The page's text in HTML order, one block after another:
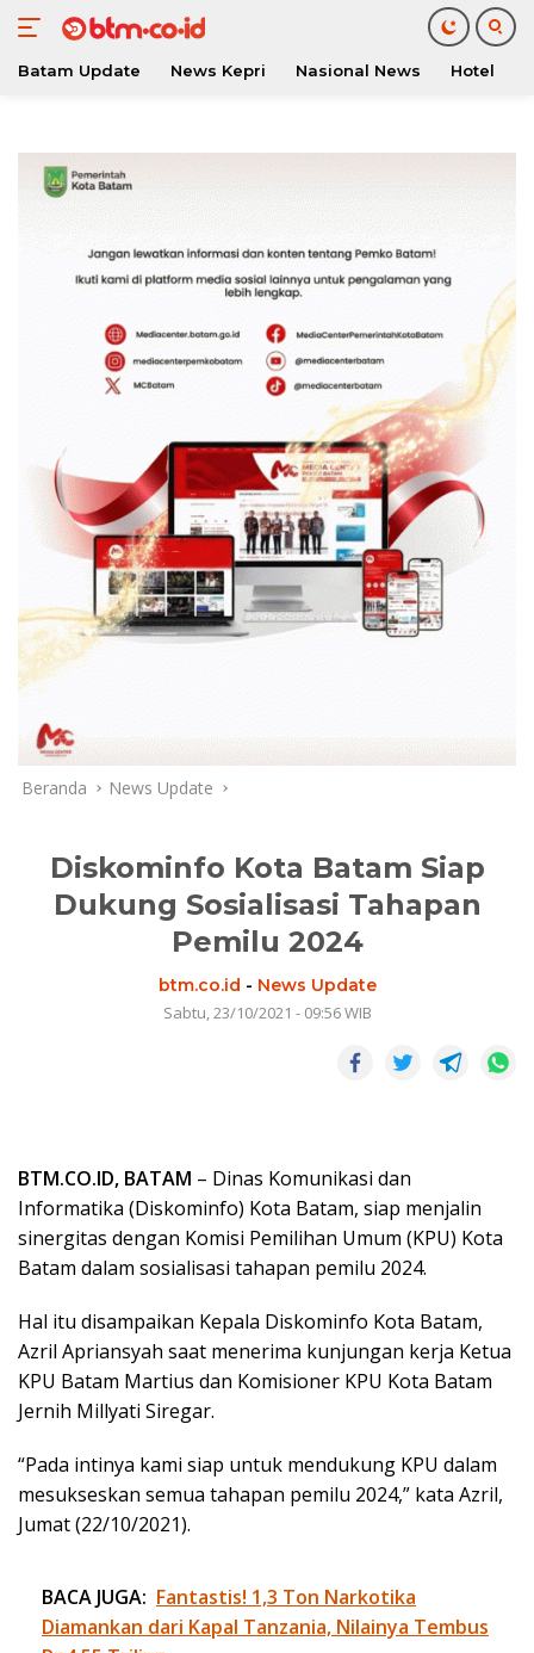
konten
Batam Update News Kepri Nasional News Hotel
Beranda News Update
Diskominfo Kota Batam Siap
Dukung Sosialisasi Tahapan
Pemilu 2024
btm.co.id - News Update
Sabtu, 23/10/2021 - 09:56 WIB
BTM.CO.ID, BATAM – Dinas Komunikasi dan
Informatika (Diskominfo) Kota Batam, siap menjalin
sinergitas dengan Komisi Pemilihan Umum (KPU) Kota
Batam dalam sosialisasi tahapan pemilu 2024.
Hal itu disampaikan Kepala Diskominfo Kota Batam,
Azril Apriansyah saat menerima kunjungan kerja Ketua
KPU Batam Martius dan Komisioner KPU Kota Batam
Jernih Millyati Siregar.
“Pada intinya kami siap untuk mendukung KPU dalam
mesukseskan semua tahapan pemilu 2024,” kata Azril,
Jumat (22/10/2021).
BACA JUGA: Fantastis! 1,3 Ton Narkotika
Diamankan dari Kapal Tanzania, Nilainya Tembus